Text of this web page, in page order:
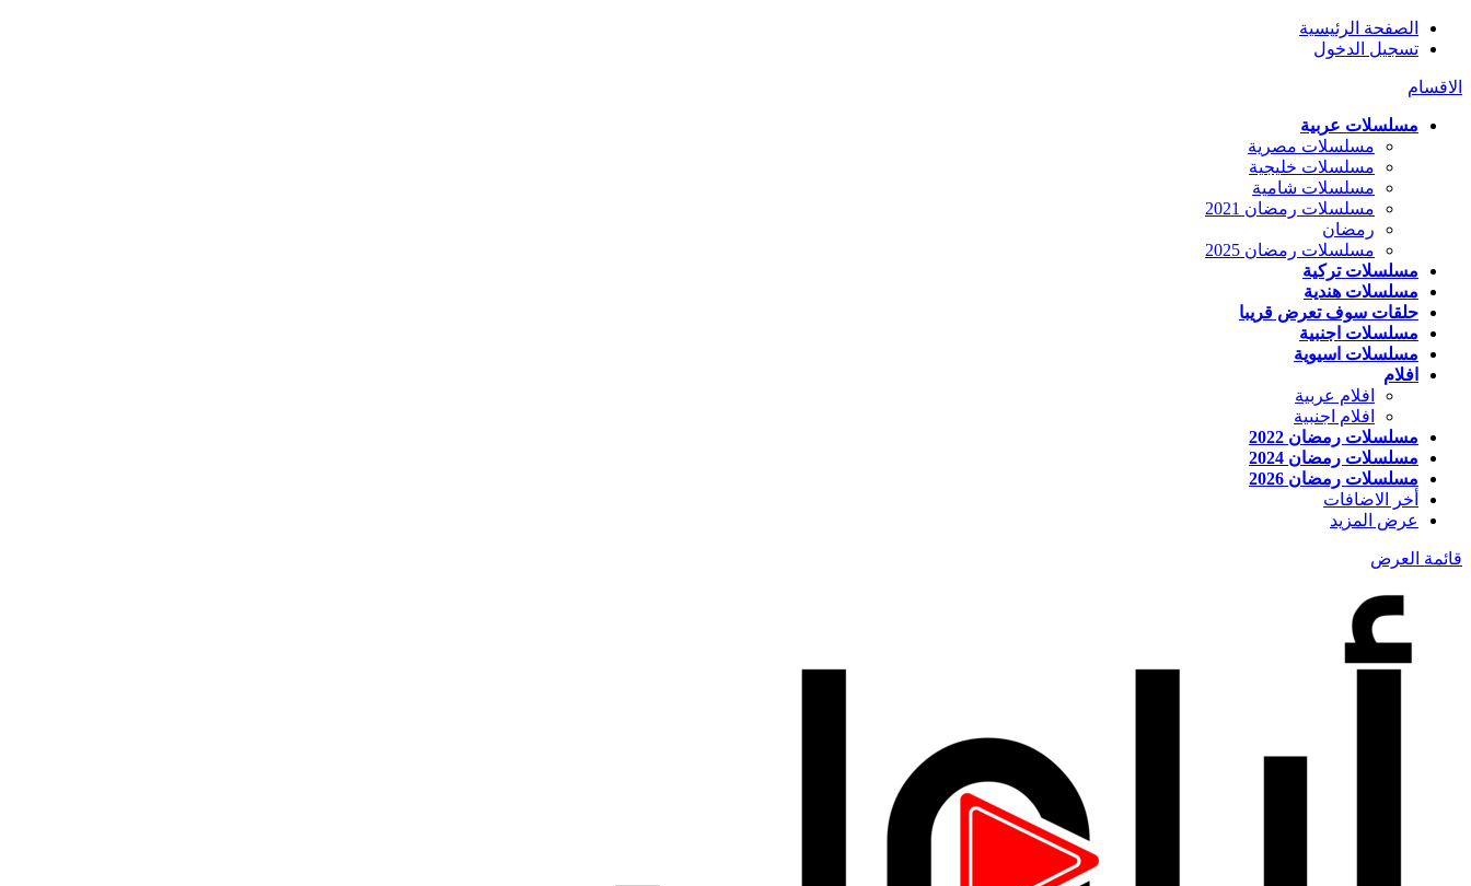
الصفحة الرئيسية
تسجيل الدخول
الاقسام
مسلسلات عربية
مسلسلات مصرية
مسلسلات خليجية
مسلسلات شامية
مسلسلات رمضان 2021
رمضان
مسلسلات رمضان 2025
مسلسلات تركية
مسلسلات هندية
حلقات سوف تعرض قريبا
مسلسلات اجنبية
مسلسلات اسيوية
افلام
افلام عربية
افلام اجنبية
مسلسلات رمضان 2022
مسلسلات رمضان 2024
مسلسلات رمضان 2026
أخر الاضافات
عرض المزيد
قائمة العرض